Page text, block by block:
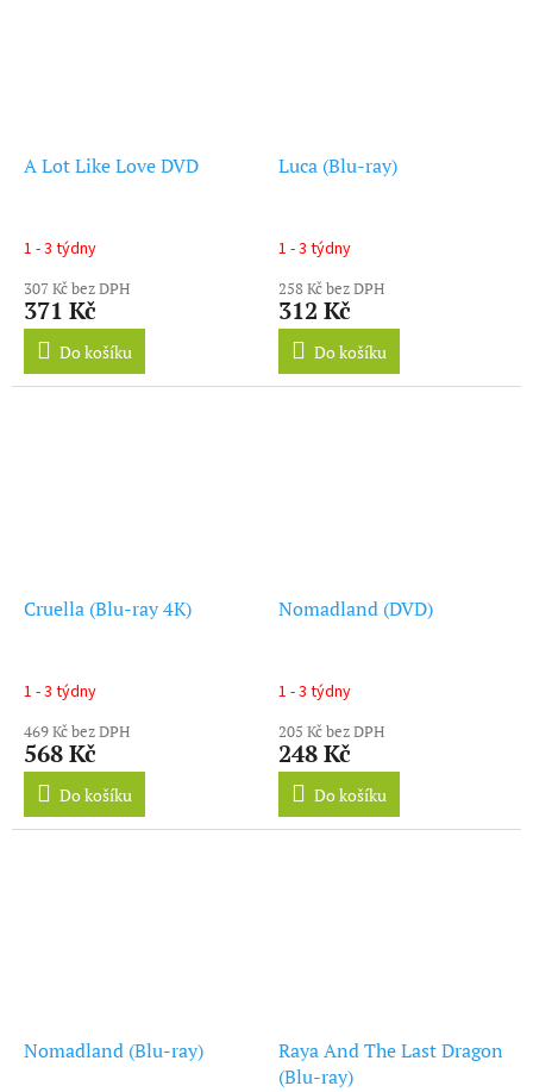
A Lot Like Love DVD
1 - 3 týdny
307 Kč bez DPH
371 Kč
Do košíku
Luca (Blu-ray)
1 - 3 týdny
258 Kč bez DPH
312 Kč
Do košíku
Cruella (Blu-ray 4K)
1 - 3 týdny
469 Kč bez DPH
568 Kč
Do košíku
Nomadland (DVD)
1 - 3 týdny
205 Kč bez DPH
248 Kč
Do košíku
Nomadland (Blu-ray)
Raya And The Last Dragon
(Blu-ray)